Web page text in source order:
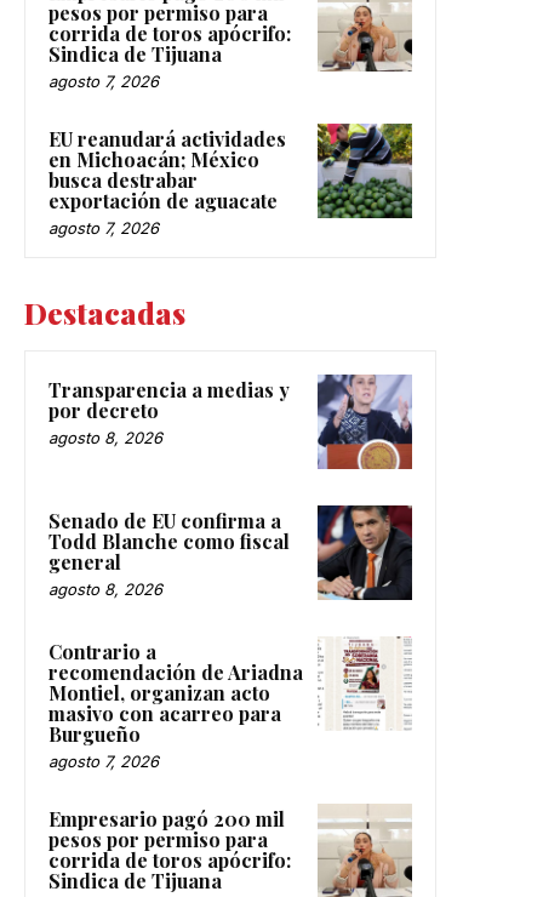
pesos por permiso para
corrida de toros apócrifo:
Sindica de Tijuana
agosto 7, 2026
EU reanudará actividades
en Michoacán; México
busca destrabar
exportación de aguacate
agosto 7, 2026
Destacadas
Transparencia a medias y
por decreto
agosto 8, 2026
Senado de EU confirma a
Todd Blanche como fiscal
general
agosto 8, 2026
Contrario a
recomendación de Ariadna
Montiel, organizan acto
masivo con acarreo para
Burgueño
agosto 7, 2026
Empresario pagó 200 mil
pesos por permiso para
corrida de toros apócrifo:
Sindica de Tijuana